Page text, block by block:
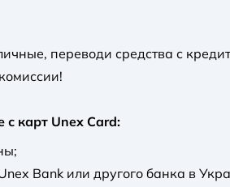
переводи средства с
карт Unex Card:
Bank или другого банка в